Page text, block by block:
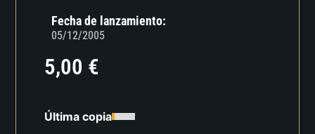
Fecha de lanzamiento:
05/12/2005
5,00 €
Última copia